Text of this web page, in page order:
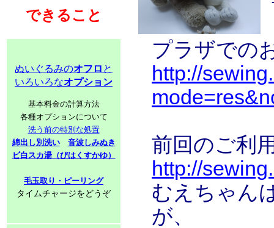
できること
ぬいぐるみのオフロ と
いろいろなオプション
基本料金の計算方法
各種オプションについて
洗う前の特別な処置
綿出し別洗い
音波しみぬき
ビ白スカ湯（びはくすかゆ）
毛玉取り・ピーリング
タイムチャージをどうぞ
プラザでの
http://
前回のご利
http://
むえちゃん
が、